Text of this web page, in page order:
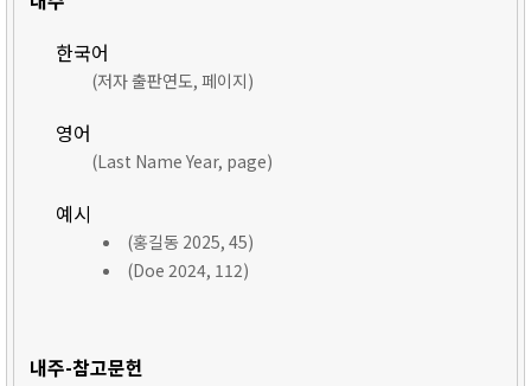
한국어
(저자 출판연도, 페이지)
영어
(Last Name Year, page)
예시
(홍길동 2025, 45)
(Doe 2024, 112)
내주-참고문헌